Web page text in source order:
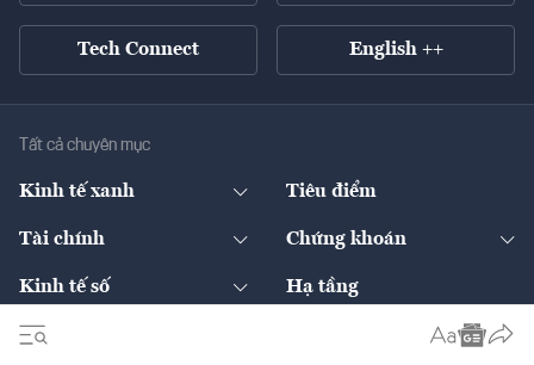
Tech Connect English ++
Tất cả chuyên mục
Kinh tế xanh
Thương hiệu xanh
Diễn đàn
Tiêu điểm
Tài chính
Ngân hàng
Chứng khoán
Doanh nghiệp niêm yết
Kinh tế số
Sản phẩm - Thị trường
Hạ tầng
Bất động sản